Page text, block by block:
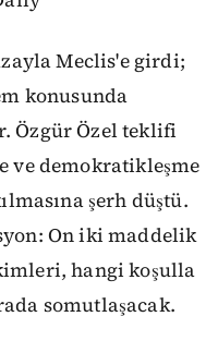
Meclis'e girdi;
konusunda
Özgür Özel teklifi
ve demokratikleşme
şerh düştü.
On iki maddelik
hangi koşulla
somutlaşacak.